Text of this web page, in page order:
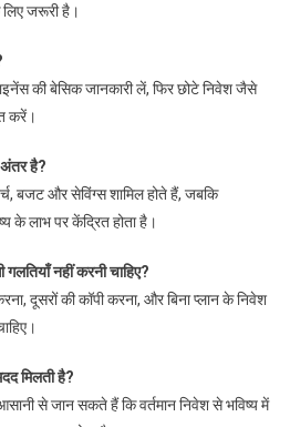
लिए जरूरी है।
की बेसिक जानकारी लें, फिर छोटे निवेश जैसे
करें।
है?
बजट और सेविंग्स शामिल होते हैं, जबकि
के लाभ पर केंद्रित होता है।
नहीं करनी चाहिए?
दूसरों की कॉपी करना, और बिना प्लान के निवेश
मिलती है?
से जान सकते हैं कि वर्तमान निवेश से भविष्य में